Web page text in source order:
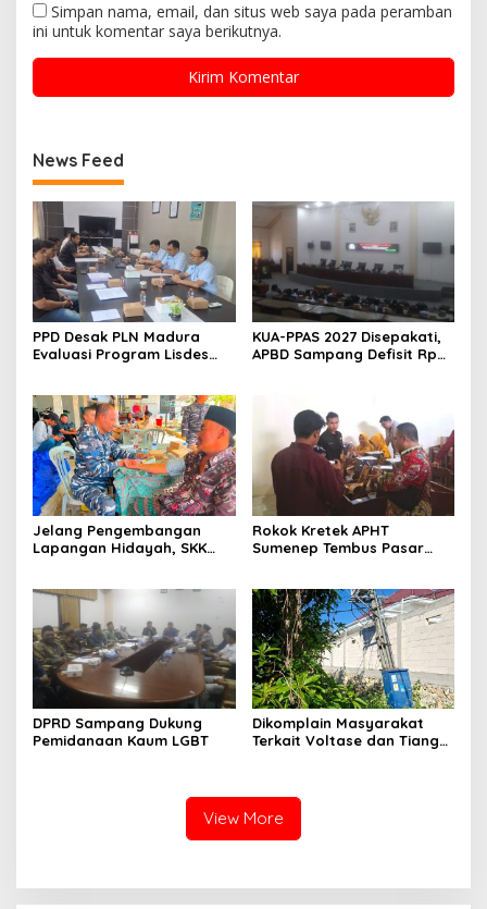
Simpan nama, email, dan situs web saya pada peramban
ini untuk komentar saya berikutnya.
News Feed
PPD Desak PLN Madura
Evaluasi Program Lisdes
KUA-PPAS 2027 Disepakati,
APBD Sampang Defisit Rp
Jelang Pengembangan
Lapangan Hidayah, SKK
Nelayan Sampang
Rokok Kretek APHT
Sumenep Tembus Pasar
DPRD Sampang Dukung
Pemidanaan Kaum LGBT
Dikomplain Masyarakat
Terkait Voltase dan Tiang
View More